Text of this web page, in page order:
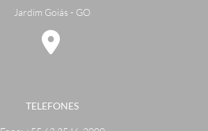
Jardim Goiás - GO
TELEFONES